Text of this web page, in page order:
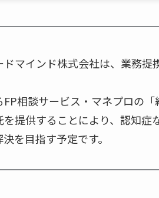
マインド株式会社は、業務提
相談サービス・マネプロの
提供することにより、認知症
を目指す予定です。